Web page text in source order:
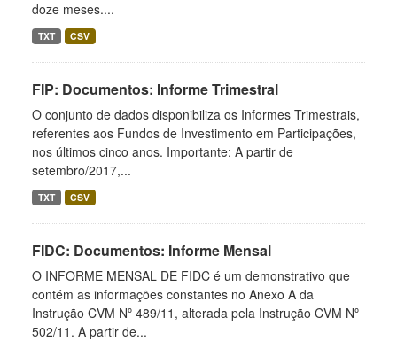
doze meses....
TXT CSV
FIP: Documentos: Informe Trimestral
O conjunto de dados disponibiliza os Informes Trimestrais,
referentes aos Fundos de Investimento em Participações,
nos últimos cinco anos. Importante: A partir de
setembro/2017,...
TXT CSV
FIDC: Documentos: Informe Mensal
O INFORME MENSAL DE FIDC é um demonstrativo que
contém as informações constantes no Anexo A da
Instrução CVM Nº 489/11, alterada pela Instrução CVM Nº
502/11. A partir de...